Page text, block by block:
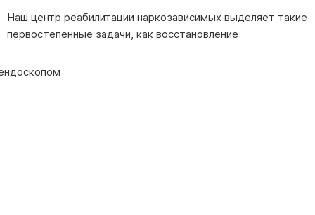
Наш центр реабилитации наркозависимых выделяет такие
первостепенные задачи, как восстановление